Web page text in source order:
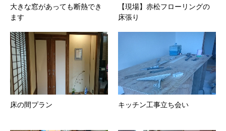
大きな窓があっても断熱でき
ます
【現場】赤松フローリングの
床張り
床の間プラン キッチン工事立ち会い